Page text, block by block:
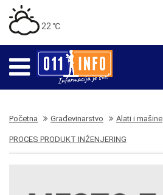
22 ℃
Početna Građevinarstvo Alati i mašine
PROCES PRODUKT INŽENJERING